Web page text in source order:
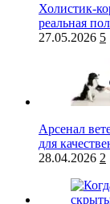
Холистик-
реальная
27.05.2026 5
Арсенал
для
28.04.2026 2